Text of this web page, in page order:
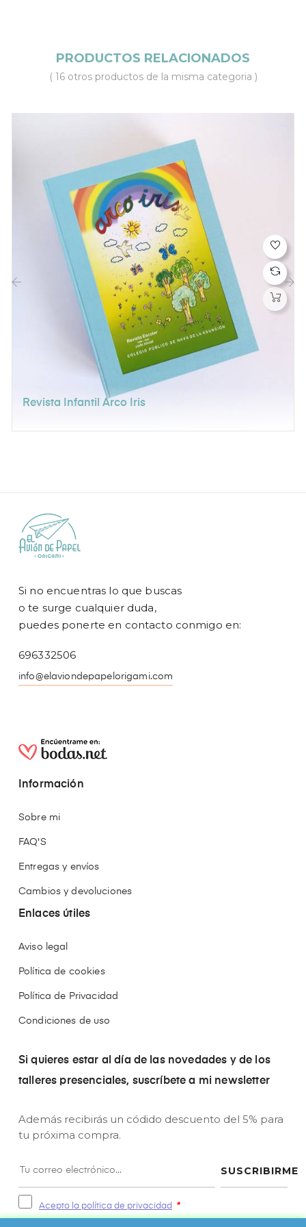
PRODUCTOS RELACIONADOS
( 16 otros productos de la misma categoria )
Revista Infantil Arco Iris
Si no encuentras lo que buscas
o te surge cualquier duda,
puedes ponerte en contacto conmigo en:
696332506
info@elaviondepapelorigami.com
Información
Sobre mi
FAQ'S
Entregas y envíos
Cambios y devoluciones
Enlaces útiles
Aviso legal
Política de cookies
Política de Privacidad
Condiciones de uso
Si quieres estar al día de las novedades y de los
talleres presenciales, suscríbete a mi newsletter
Además recibirás un códido descuento del 5% para
tu próxima compra.
SUSCRIBIRME
Acepto la política de privacidad *